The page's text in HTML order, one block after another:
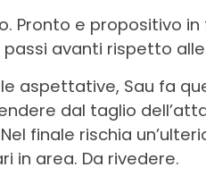
Pronto e propositivo
avanti rispetto
aspettative, Sau fa
dal taglio
finale rischia
in area. Da rivedere.